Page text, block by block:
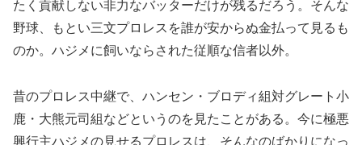
たく貢献しない非力なバッターだけが残るだろう。そんな
野球、もとい三文プロレスを誰が安からぬ金払って見るも
のか。ハジメに飼いならされた従順な信者以外。
昔のプロレス中継で、ハンセン・ブロディ組対グレート小
鹿・大熊元司組などというのを見たことがある。今に極悪
興行主ハジメの見せるプロレスは、そんなのばかりになっ